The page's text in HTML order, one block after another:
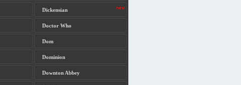
Dickensian
Doctor Who
Dom
Dominion
Downton Abbey